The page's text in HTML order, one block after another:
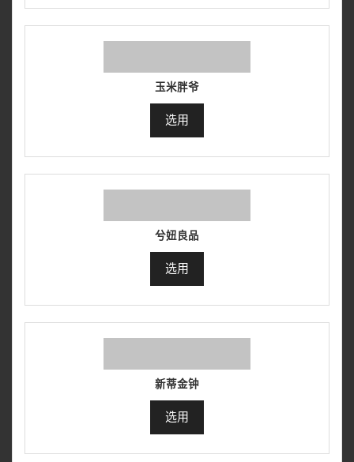
玉米胖爷
选用
兮妞良品
选用
新蒂金钟
选用